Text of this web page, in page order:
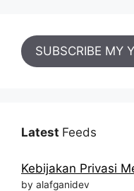
SUBSCRIBE MY
Latest Feeds
Kebijakan Privasi
by alafganidev